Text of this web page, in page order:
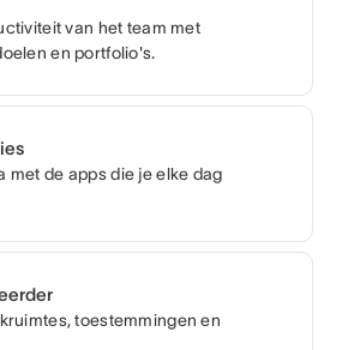
van het team met
en portfolio's.
met de apps die je elke dag
toestemmingen en